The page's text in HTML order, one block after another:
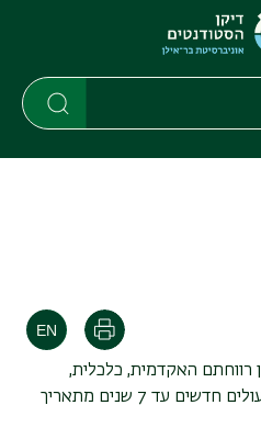
דילוג
לתוכן
דילוג
לתפריט
הדפסה
רווחתם האקדמית, כלכלית,
חברתית ואישית של סטודנטים עולים חדשים עד 7 שנים מתאריך